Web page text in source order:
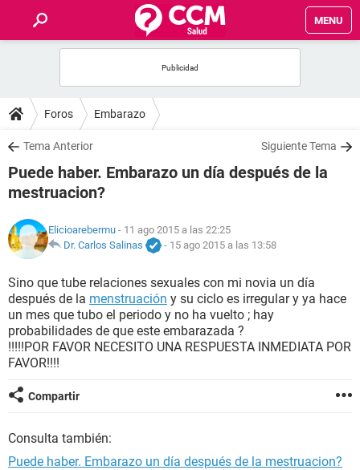
MENU
FOROS
SALUD
FAMILIA
NUTRICIÓN
SEXUALIDAD
GLOSARIO
Foros Embarazo
Tema Anterior Siguiente Tema
Puede haber. Embarazo un día después de la
mestruacion?
Elicioarebermu - 11 ago 2015 a las 22:25
Dr. Carlos Salinas
- 15 ago 2015 a las 13:58
Sino que tube relaciones sexuales con mi novia un día
después de la menstruación y su ciclo es irregular y ya hace
un mes que tubo el periodo y no ha vuelto ; hay
probabilidades de que este embarazada ?
!!!!!POR FAVOR NECESITO UNA RESPUESTA INMEDIATA POR
FAVOR!!!!
Compartir
Consulta también:
Puede haber. Embarazo un día después de la mestruacion?